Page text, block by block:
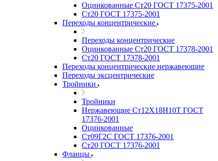
Оцинкованные Ст20 ГОСТ 17375-2001
Ст20 ГОСТ 17375-2001
Переходы концентрические
Переходы концентрические
Оцинкованные Ст20 ГОСТ 17378-2001
Ст20 ГОСТ 17378-2001
Переходы концентрические нержавеющие
Переходы эксцентрические
Тройники
Тройники
Нержавеющие Ст12Х18Н10Т ГОСТ
17376-2001
Оцинкованные
Ст09Г2С ГОСТ 17376-2001
Ст20 ГОСТ 17376-2001
Фланцы